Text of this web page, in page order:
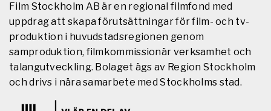
Film Stockholm AB är en regional filmfond med
uppdrag att skapa förutsättningar för film- och tv-
produktion i huvudstadsregionen genom
samproduktion, filmkommissionär verksamhet och
talangutveckling. Bolaget ägs av Region Stockholm
och drivs i nära samarbete med Stockholms stad.